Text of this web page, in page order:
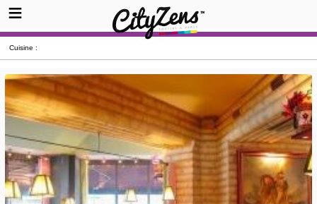
Cuisine :